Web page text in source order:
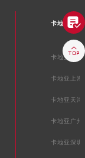
卡地亚中国
卡地亚北京
卡地亚上海
卡地亚天津
卡地亚广州
卡地亚深圳

